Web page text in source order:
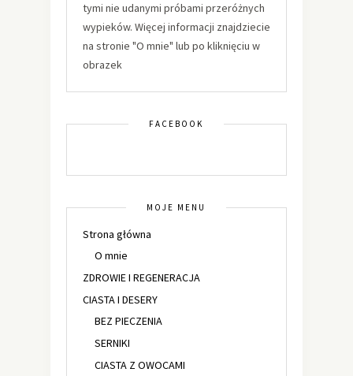
tymi nie udanymi próbami przeróżnych
wypieków. Więcej informacji znajdziecie
na stronie "O mnie" lub po kliknięciu w
obrazek
FACEBOOK
MOJE MENU
Strona główna
O mnie
ZDROWIE I REGENERACJA
CIASTA I DESERY
BEZ PIECZENIA
SERNIKI
CIASTA Z OWOCAMI